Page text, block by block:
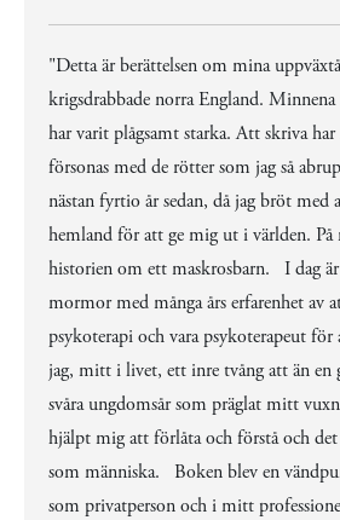
"Detta är berättelsen om mina
krigsdrabbade norra England.
har varit plågsamt starka. Att skriva
försonas med de rötter som jag så
nästan fyrtio år sedan, då jag bröt
hemland för att ge mig ut i världen. På
historien om ett maskrosbarn. I dag
mormor med många års erfarenhet av
psykoterapi och vara psykoterapeut för
jag, mitt i livet, ett inre tvång att än en
svåra ungdomsår som präglat mitt
hjälpt mig att förlåta och förstå och
som människa. Boken blev en
som privatperson och i mitt